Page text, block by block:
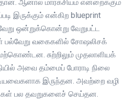
ஆனால் மார்க்சியம் என்றைக்கும்
இருக்கும் என்கிற blueprint
ஒன்றுக்கொன்று வேறுபட்ட
பல்வேறு வகைகளில் சோஷலிசக்
சுற்றிலும் முதலாளியக்
அவை தம்மைப் போராடி நிலை
இருந்தன. அவற்றை வழி
பல தவறுகளைச் செய்தன.